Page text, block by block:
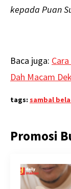
kepada Puan
Baca juga:
Dah Macam
tags: sambal
Promosi